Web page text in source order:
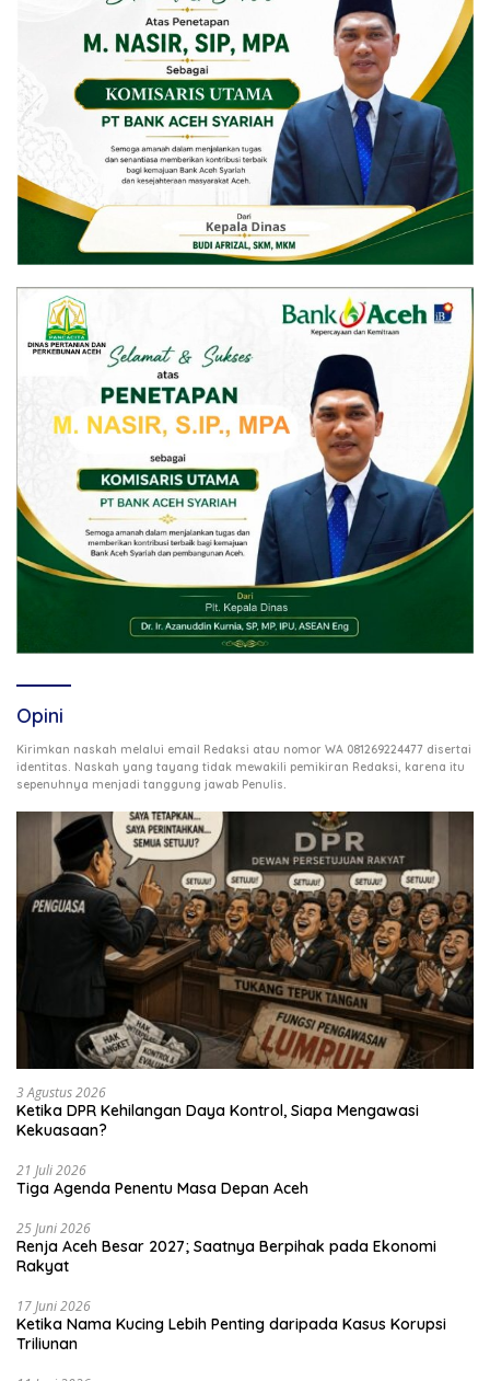
Opini
Kirimkan naskah melalui email Redaksi atau nomor WA 081269224477 disertai
identitas. Naskah yang tayang tidak mewakili pemikiran Redaksi, karena itu
sepenuhnya menjadi tanggung jawab Penulis
3 Agustus 2026
Ketika DPR Kehilangan Daya Kontrol, Siapa Mengawasi
Kekuasaan?
21 Juli 2026
Tiga Agenda Penentu Masa Depan Aceh
25 Juni 2026
Renja Aceh Besar 2027; Saatnya Berpihak pada Ekonomi
Rakyat
17 Juni 2026
Ketika Nama Kucing Lebih Penting daripada Kasus Korupsi
Triliunan